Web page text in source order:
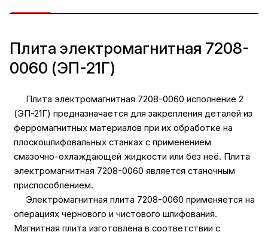
Плита электромагнитная 7208-
0060 (ЭП-21Г)
Плита электромагнитная 7208-0060 исполнение 2
(ЭП-21Г) предназначается для закрепления деталей из
ферромагнитных материалов при их обработке на
плоскошлифовальных станках с применением
смазочно-охлаждающей жидкости или без неё. Плита
электромагнитная 7208-0060 является станочным
приспособлением.
Электромагнитная плита 7208-0060 применяется на
операциях чернового и чистового шлифования.
Магнитная плита изготовлена в соответствии с